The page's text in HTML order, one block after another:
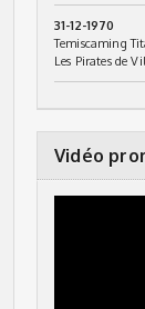
31-12-1970
Temiscaming
Les Pirates de
Vidéo